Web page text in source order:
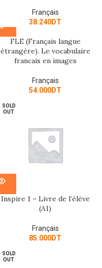
Français
38.240DT
FLE (Français langue
étrangère). Le vocabulaire
francais en images
Français
54.000DT
SOLD
OUT
Inspire 1 – Livre de l’élève
(A1)
Français
85.000DT
SOLD
OUT